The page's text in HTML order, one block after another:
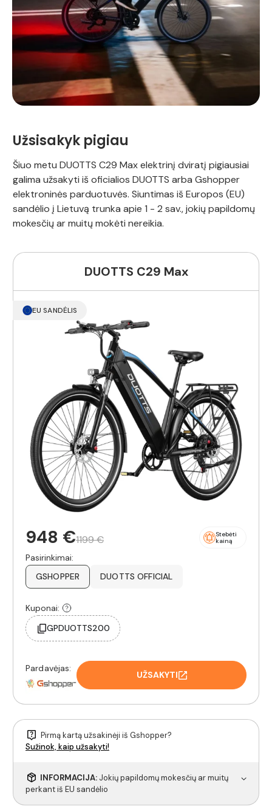
Užsisakyk pigiau
Šiuo metu DUOTTS C29 Max elektrinį dviratį pigiausiai
galima užsakyti iš oficialios DUOTTS arba Gshopper
elektroninės parduotuvės. Siuntimas iš Europos (EU)
sandėlio į Lietuvą trunka apie 1 - 2 sav., jokių papildomų
mokesčių ar muitų mokėti nereikia.
DUOTTS C29 Max
EU SANDĖLIS
948 €1199 €
Stebėti
kainą
Pasirinkimai:
GSHOPPER
DUOTTS OFFICIAL
Kuponai:
GPDUOTTS200
Pardavėjas:
UŽSAKYTI
Pirmą kartą užsakinėji iš Gshopper?
Sužinok, kaip užsakyti!
INFORMACIJA: Jokių papildomų mokesčių ar muitų
perkant iš EU sandėlio